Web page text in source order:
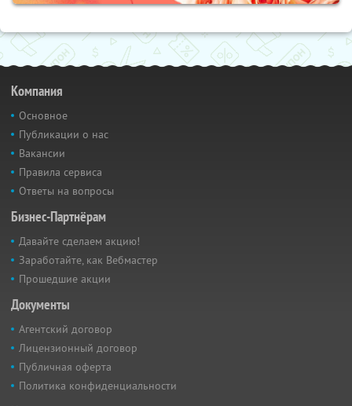
Компания
Основное
Публикации о нас
Вакансии
Правила сервиса
Ответы на вопросы
Бизнес-Партнёрам
Давайте сделаем акцию!
Заработайте, как Вебмастер
Прошедшие акции
Документы
Агентский договор
Лицензионный договор
Публичная оферта
Политика конфиденциальности